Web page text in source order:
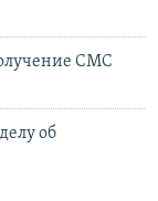
СМС
об